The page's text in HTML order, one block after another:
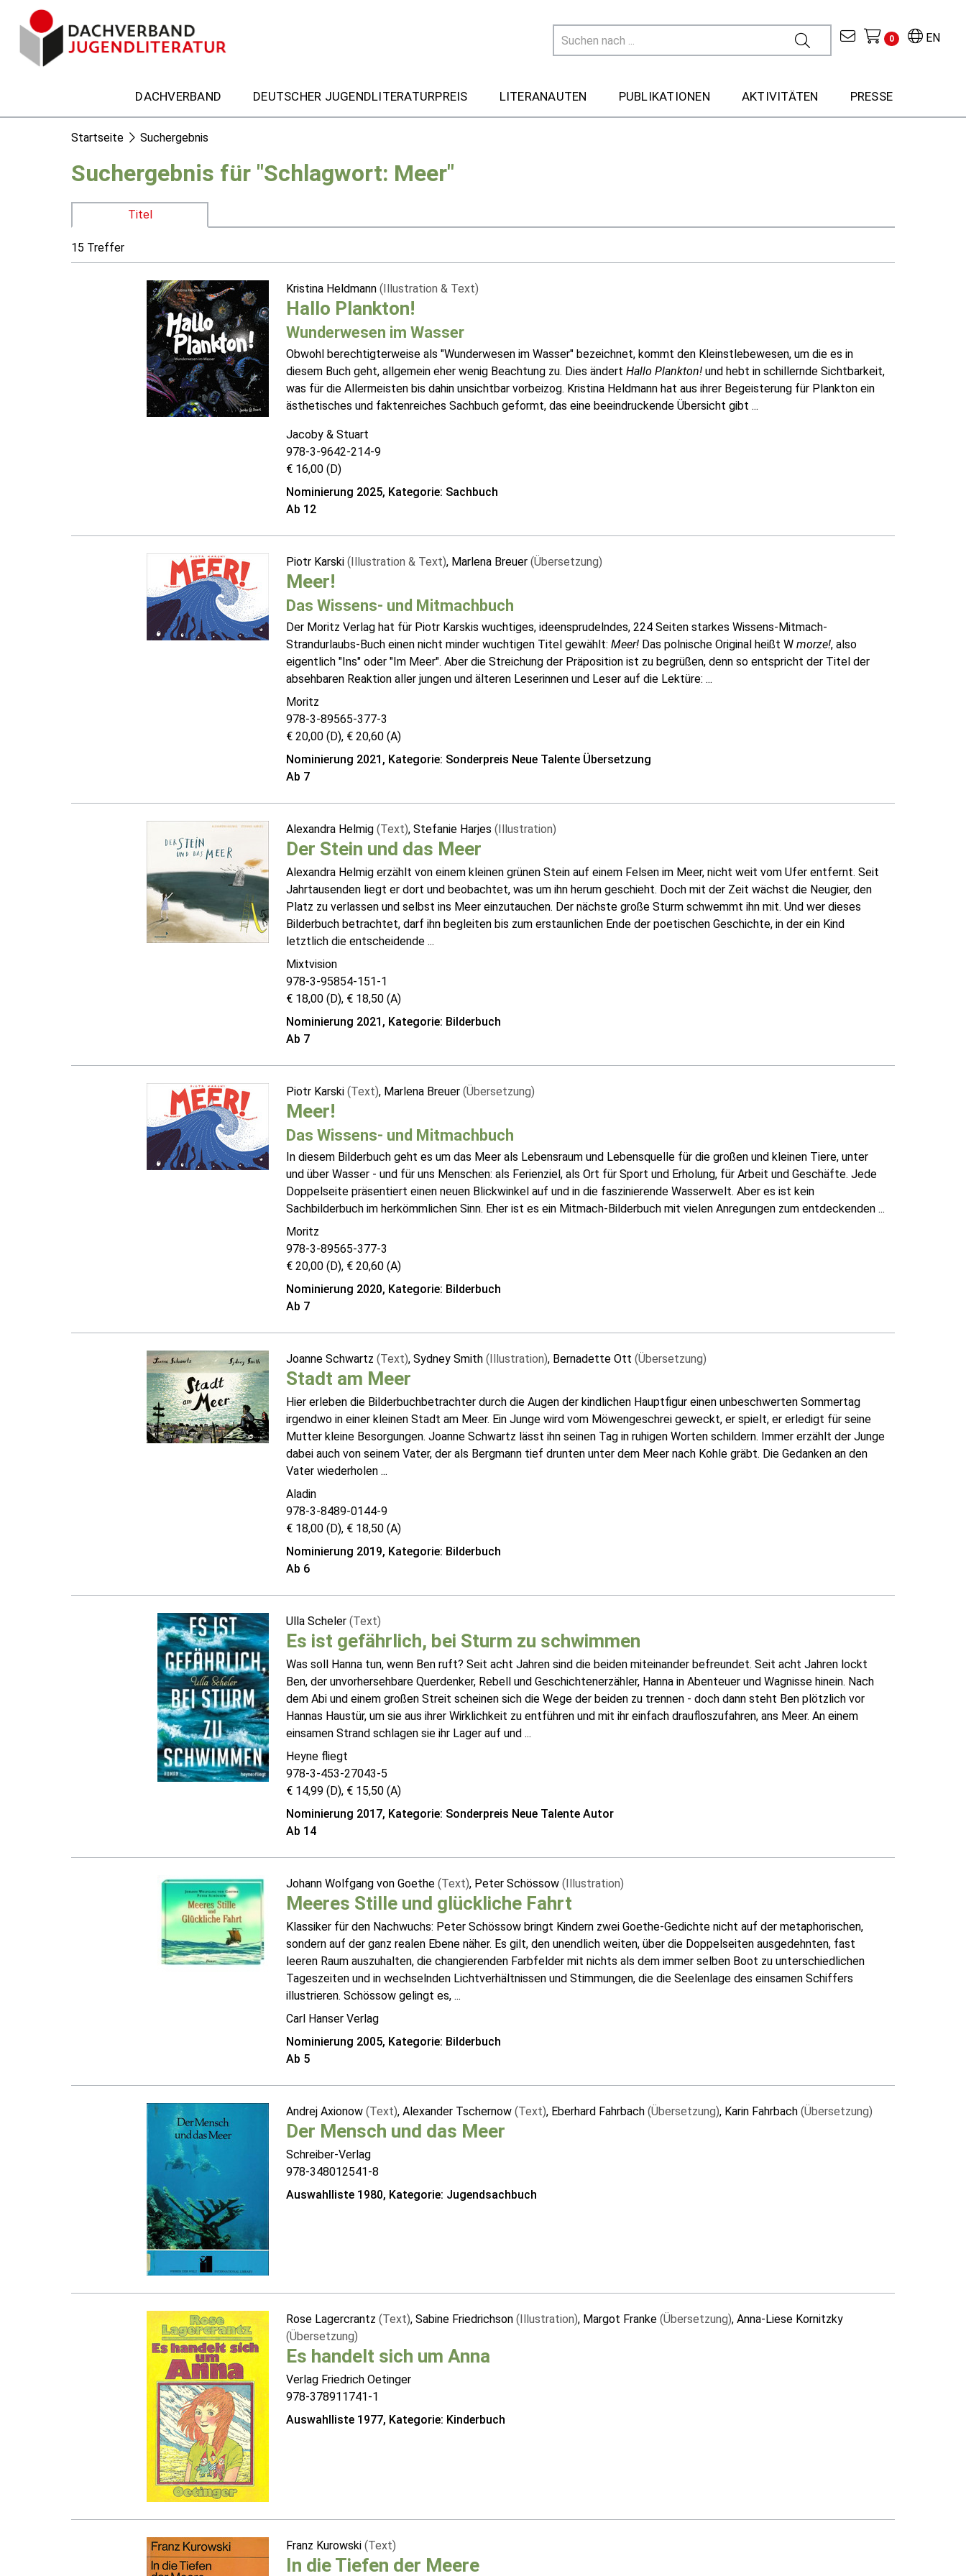
EN
0
DACHVERBAND DEUTSCHER JUGENDLITERATURPREIS LITERANAUTEN PUBLIKATIONEN AKTIVITÄTEN PRESSE
Startseite Suchergebnis
Suchergebnis für "Schlagwort: Meer"
Titel
15 Treffer
Kristina Heldmann (Illustration & Text)
Hallo Plankton!
Wunderwesen im Wasser
Obwohl berechtigterweise als "Wunderwesen im Wasser" bezeichnet, kommt den Kleinstlebewesen, um die es in
diesem Buch geht, allgemein eher wenig Beachtung zu. Dies ändert Hallo Plankton!und hebt in schillernde Sichtbarkeit,
was für die Allermeisten bis dahin unsichtbar vorbeizog. Kristina Heldmann hat aus ihrer Begeisterung für Plankton ein
ästhetisches und faktenreiches Sachbuch geformt, das eine beeindruckende Übersicht gibt ...
Jacoby & Stuart
978-3-9642-214-9
€ 16,00 (D)
Nominierung 2025, Kategorie: Sachbuch
Ab 12
Piotr Karski (Illustration & Text), Marlena Breuer (Übersetzung)
Meer!
Das Wissens- und Mitmachbuch
Der Moritz Verlag hat für Piotr Karskis wuchtiges, ideensprudelndes, 224 Seiten starkes Wissens-Mitmach-
Strandurlaubs-Buch einen nicht minder wuchtigen Titel gewählt: Meer!Das polnische Original heißt W morze!, also
eigentlich "Ins" oder "Im Meer". Aber die Streichung der Präposition ist zu begrüßen, denn so entspricht der Titel der
absehbaren Reaktion aller jungen und älteren Leserinnen und Leser auf die Lektüre: ...
Moritz
978-3-89565-377-3
€ 20,00 (D), € 20,60 (A)
Nominierung 2021, Kategorie: Sonderpreis Neue Talente Übersetzung
Ab 7
Alexandra Helmig (Text), Stefanie Harjes (Illustration)
Der Stein und das Meer
Alexandra Helmig erzählt von einem kleinen grünen Stein auf einem Felsen im Meer, nicht weit vom Ufer entfernt. Seit
Jahrtausenden liegt er dort und beobachtet, was um ihn herum geschieht. Doch mit der Zeit wächst die Neugier, den
Platz zu verlassen und selbst ins Meer einzutauchen. Der nächste große Sturm schwemmt ihn mit. Und wer dieses
Bilderbuch betrachtet, darf ihn begleiten bis zum erstaunlichen Ende der poetischen Geschichte, in der ein Kind
letztlich die entscheidende ...
Mixtvision
978-3-95854-151-1
€ 18,00 (D), € 18,50 (A)
Nominierung 2021, Kategorie: Bilderbuch
Ab 7
Piotr Karski (Text), Marlena Breuer (Übersetzung)
Meer!
Das Wissens- und Mitmachbuch
In diesem Bilderbuch geht es um das Meer als Lebensraum und Lebensquelle für die großen und kleinen Tiere, unter
und über Wasser - und für uns Menschen: als Ferienziel, als Ort für Sport und Erholung, für Arbeit und Geschäfte. Jede
Doppelseite präsentiert einen neuen Blickwinkel auf und in die faszinierende Wasserwelt. Aber es ist kein
Sachbilderbuch im herkömmlichen Sinn. Eher ist es ein Mitmach-Bilderbuch mit vielen Anregungen zum entdeckenden ...
Moritz
978-3-89565-377-3
€ 20,00 (D), € 20,60 (A)
Nominierung 2020, Kategorie: Bilderbuch
Ab 7
Joanne Schwartz (Text), Sydney Smith (Illustration), Bernadette Ott (Übersetzung)
Stadt am Meer
Hier erleben die Bilderbuchbetrachter durch die Augen der kindlichen Hauptfigur einen unbeschwerten Sommertag
irgendwo in einer kleinen Stadt am Meer. Ein Junge wird vom Möwengeschrei geweckt, er spielt, er erledigt für seine
Mutter kleine Besorgungen. Joanne Schwartz lässt ihn seinen Tag in ruhigen Worten schildern. Immer erzählt der Junge
dabei auch von seinem Vater, der als Bergmann tief drunten unter dem Meer nach Kohle gräbt. Die Gedanken an den
Vater wiederholen ...
Aladin
978-3-8489-0144-9
€ 18,00 (D), € 18,50 (A)
Nominierung 2019, Kategorie: Bilderbuch
Ab 6
Ulla Scheler (Text)
Es ist gefährlich, bei Sturm zu schwimmen
Was soll Hanna tun, wenn Ben ruft? Seit acht Jahren sind die beiden miteinander befreundet. Seit acht Jahren lockt
Ben, der unvorhersehbare Querdenker, Rebell und Geschichtenerzähler, Hanna in Abenteuer und Wagnisse hinein. Nach
dem Abi und einem großen Streit scheinen sich die Wege der beiden zu trennen - doch dann steht Ben plötzlich vor
Hannas Haustür, um sie aus ihrer Wirklichkeit zu entführen und mit ihr einfach draufloszufahren, ans Meer. An einem
einsamen Strand schlagen sie ihr Lager auf und ...
Heyne fliegt
978-3-453-27043-5
€ 14,99 (D), € 15,50 (A)
Nominierung 2017, Kategorie: Sonderpreis Neue Talente Autor
Ab 14
Johann Wolfgang von Goethe (Text), Peter Schössow (Illustration)
Meeres Stille und glückliche Fahrt
Klassiker für den Nachwuchs: Peter Schössow bringt Kindern zwei Goethe-Gedichte nicht auf der metaphorischen,
sondern auf der ganz realen Ebene näher. Es gilt, den unendlich weiten, über die Doppelseiten ausgedehnten, fast
leeren Raum auszuhalten, die changierenden Farbfelder mit nichts als dem immer selben Boot zu unterschiedlichen
Tageszeiten und in wechselnden Lichtverhältnissen und Stimmungen, die die Seelenlage des einsamen Schiffers
illustrieren. Schössow gelingt es, ...
Carl Hanser Verlag
Nominierung 2005, Kategorie: Bilderbuch
Ab 5
Andrej Axionow (Text), Alexander Tschernow (Text), Eberhard Fahrbach (Übersetzung), Karin Fahrbach (Übersetzung)
Der Mensch und das Meer
Schreiber-Verlag
978-348012541-8
Auswahlliste 1980, Kategorie: Jugendsachbuch
Rose Lagercrantz (Text), Sabine Friedrichson (Illustration), Margot Franke (Übersetzung), Anna-Liese Kornitzky
(Übersetzung)
Es handelt sich um Anna
Verlag Friedrich Oetinger
978-378911741-1
Auswahlliste 1977, Kategorie: Kinderbuch
Franz Kurowski (Text)
In die Tiefen der Meere